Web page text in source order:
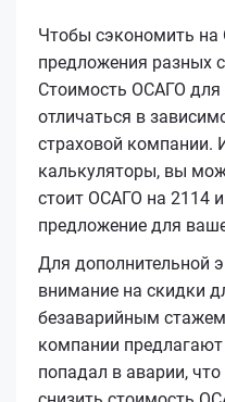
Чтобы сэкономить на
предложения разных
Стоимость ОСАГО
отличаться в
страховой компании.
калькуляторы, вы
стоит ОСАГО на 2114
предложение для
Для дополнительной
внимание на скидки
безаварийным
компании предлагают
попадал в аварии,